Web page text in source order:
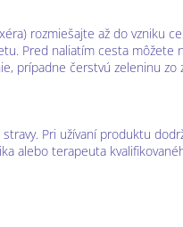
rozmiešajte až do vzniku
Pred naliatím cesta môžete
prípadne čerstvú zeleninu zo
Pri užívaní produktu
alebo terapeuta